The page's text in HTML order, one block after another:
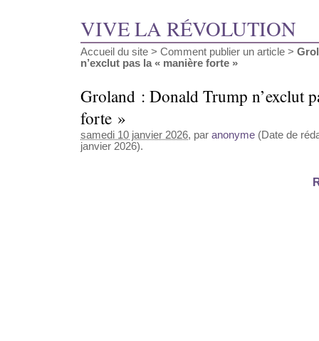
VIVE LA RÉVOLUTION
Accueil du site > Comment publier un article >
n’exclut pas la « manière forte »
Groland : Donald Trump n’exclut
forte »
samedi 10 janvier 2026, par anonyme (Date de
janvier 2026).